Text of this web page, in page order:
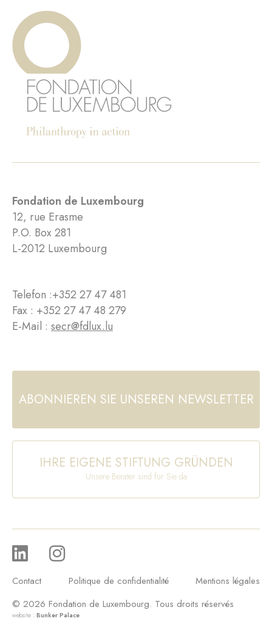
Fondation de Luxembourg
12, rue Erasme
P.O. Box 281
L-2012 Luxembourg
Telefon :+352 27 47 481
Fax : +352 27 47 48 279
E-Mail : secr@fdlux.lu
ABONNIEREN SIE UNSEREN NEWSLETTER
IHRE EIGENE STIFTUNG GRÜNDEN
Unsere Berater sind für Sie da
Contact Politique de confidentialité
Mentions légales
© 2026 Fondation de Luxembourg. Tous droits réservés
website : Bunker Palace